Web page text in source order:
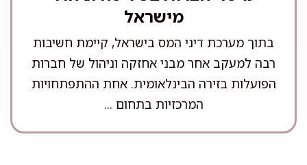
מישראל
בתוך מערכת דיני המס בישראל, קיימת חשיבות
רבה למעקב אחר מבני אחזקה וניהול של חברות
הפועלות בזירה הבינלאומית. אחת ההתפתחויות
המרכזיות בתחום ...